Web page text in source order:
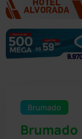
Brumado
Brumado